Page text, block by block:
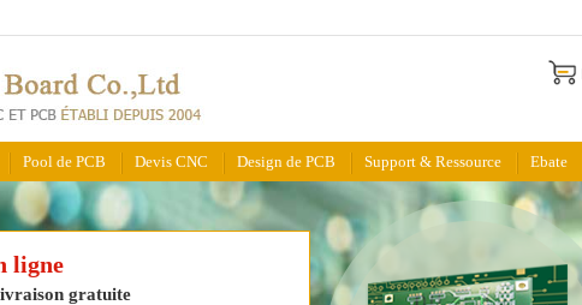
Pool de PCB Devis CNC Design de PCB Support & Ressource Ebate
ligne
gratuite